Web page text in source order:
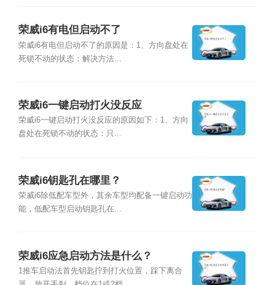
荣威i6有电但启动不了
荣威i6有电但启动不了的原因是：1、方向盘处在
死锁不动的状态：解决方法...
荣威i6一键启动打火没反应
荣威i6一键启动打火没反应的原因如下：1、方向
盘处在死锁不动的状态：只...
荣威i6钥匙孔在哪里？
荣威i6除低配车型外，其余车型均配备一键启动功
能，低配车型启动钥匙孔在...
荣威i6应急启动方法是什么？
1推车启动法首先钥匙拧到打火位置，踩下离合